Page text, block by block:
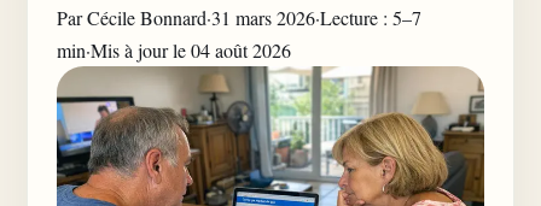
ParCécile Bonnard·31 mars 2026·Lecture : 5–7
min·Mis à jour le 04 août 2026